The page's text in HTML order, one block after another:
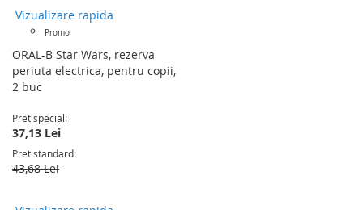
Vizualizare rapida
Promo
ORAL-B Star Wars, rezerva
periuta electrica, pentru copii,
2 buc
Pret special
37,13 Lei
Pret standard
43,68 Lei